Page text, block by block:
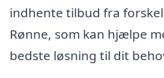
indhente tilbud fra
Rønne, som kan hjælpe
bedste løsning til dit